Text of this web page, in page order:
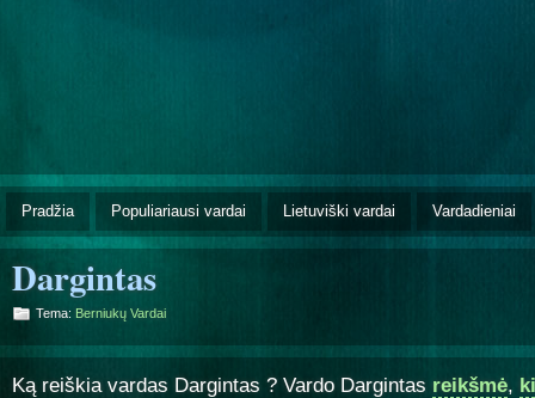
Pradžia Populiariausi vardai Lietuviški vardai Vardadieniai
Dargintas
Tema: Berniukų Vardai
Ką reiškia vardas Dargintas ? Vardo Dargintas reikšmė,